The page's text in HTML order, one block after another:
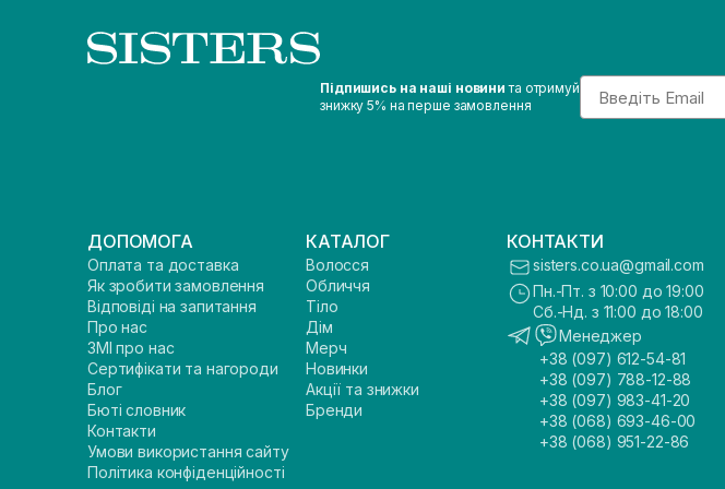
Підпишись на наші новини та отримуй
знижку 5% на перше замовлення
Email
ДОПОМОГА
Оплата та доставка
Як зробити замовлення
Відповіді на запитання
Про нас
ЗМІ про нас
Сертифікати та нагороди
Блог
Бюті словник
Контакти
Умови використання сайту
Політика конфіденційності
КАТАЛОГ
Волосся
Обличчя
Тіло
Дім
Мерч
Новинки
Акції та знижки
Бренди
КОНТАКТИ
sisters.co.ua@gmail.com
Пн.-Пт. з 10:00 до 19:00
Сб.-Нд. з 11:00 до 18:00
Менеджер
+38 (097) 612-54-81
+38 (097) 788-12-88
+38 (097) 983-41-20
+38 (068) 693-46-00
+38 (068) 951-22-86